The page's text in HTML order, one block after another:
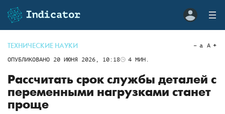
ТЕХНИЧЕСКИЕ НАУКИ
ОПУБЛИКОВАНО 20 ИЮНЯ 2026, 10:18 4 МИН.
a A
Рассчитать срок службы деталей с
переменными нагрузками станет
проще